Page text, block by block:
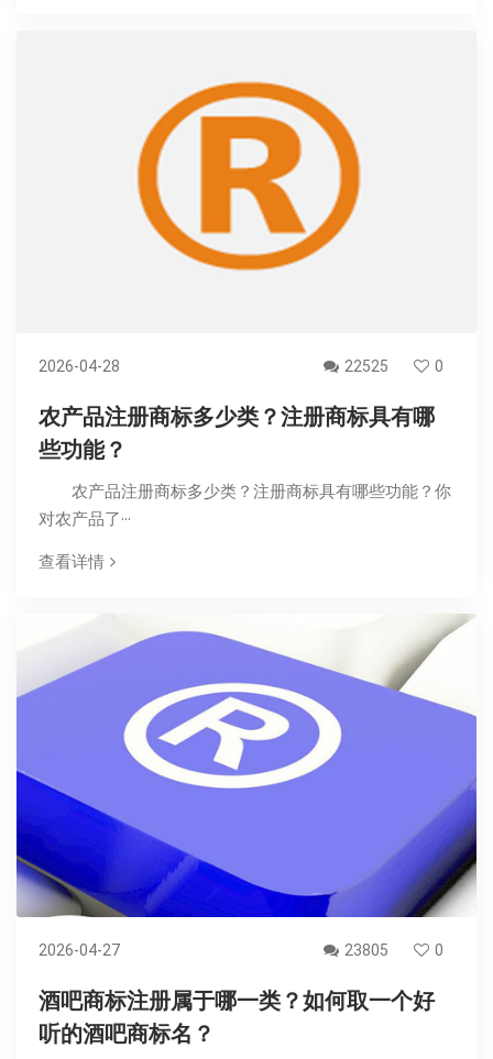
2026-04-28 22525 0
农产品注册商标多少类？注册商标具有哪
些功能？
农产品注册商标多少类？注册商标具有哪些功能？你
对农产品了···
查看详情
2026-04-27 23805 0
酒吧商标注册属于哪一类？如何取一个好
听的酒吧商标名？